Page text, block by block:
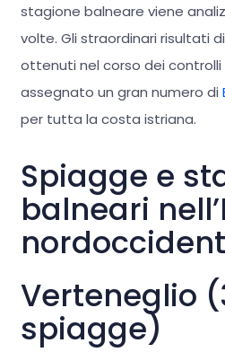
stagione balneare viene
volte. Gli straordinari risultati
ottenuti nel corso dei controlli
assegnato un gran numero di
per tutta la costa istriana.
Spiagge e
balneari
Verteneglio
spiagge)